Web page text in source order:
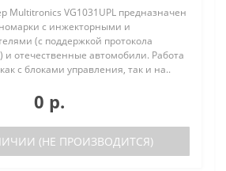
Multitronics VG1031UPL предназначен
с инжекторными и
(с поддержкой протокола
и отечественные автомобили. Работа
с блоками управления, так и на..
0 р.
(НЕ ПРОИЗВОДИТСЯ)